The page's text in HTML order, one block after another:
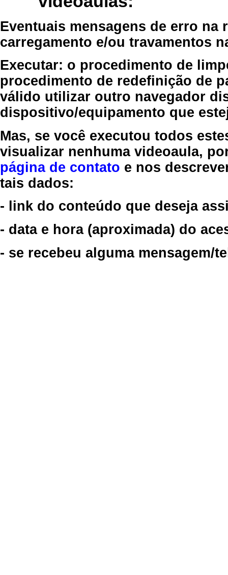
Eventuais mensagens de erro
carregamento e/ou travamentos
Executar: o procedimento de
procedimento de redefinição de
válido utilizar outro navegador
dispositivo/equipamento que
Mas, se você executou todos
visualizar nenhuma videoaula,
página de contato e nos
tais dados:
- link do conteúdo que deseja
- data e hora (aproximada) do
- se recebeu alguma mensagem/